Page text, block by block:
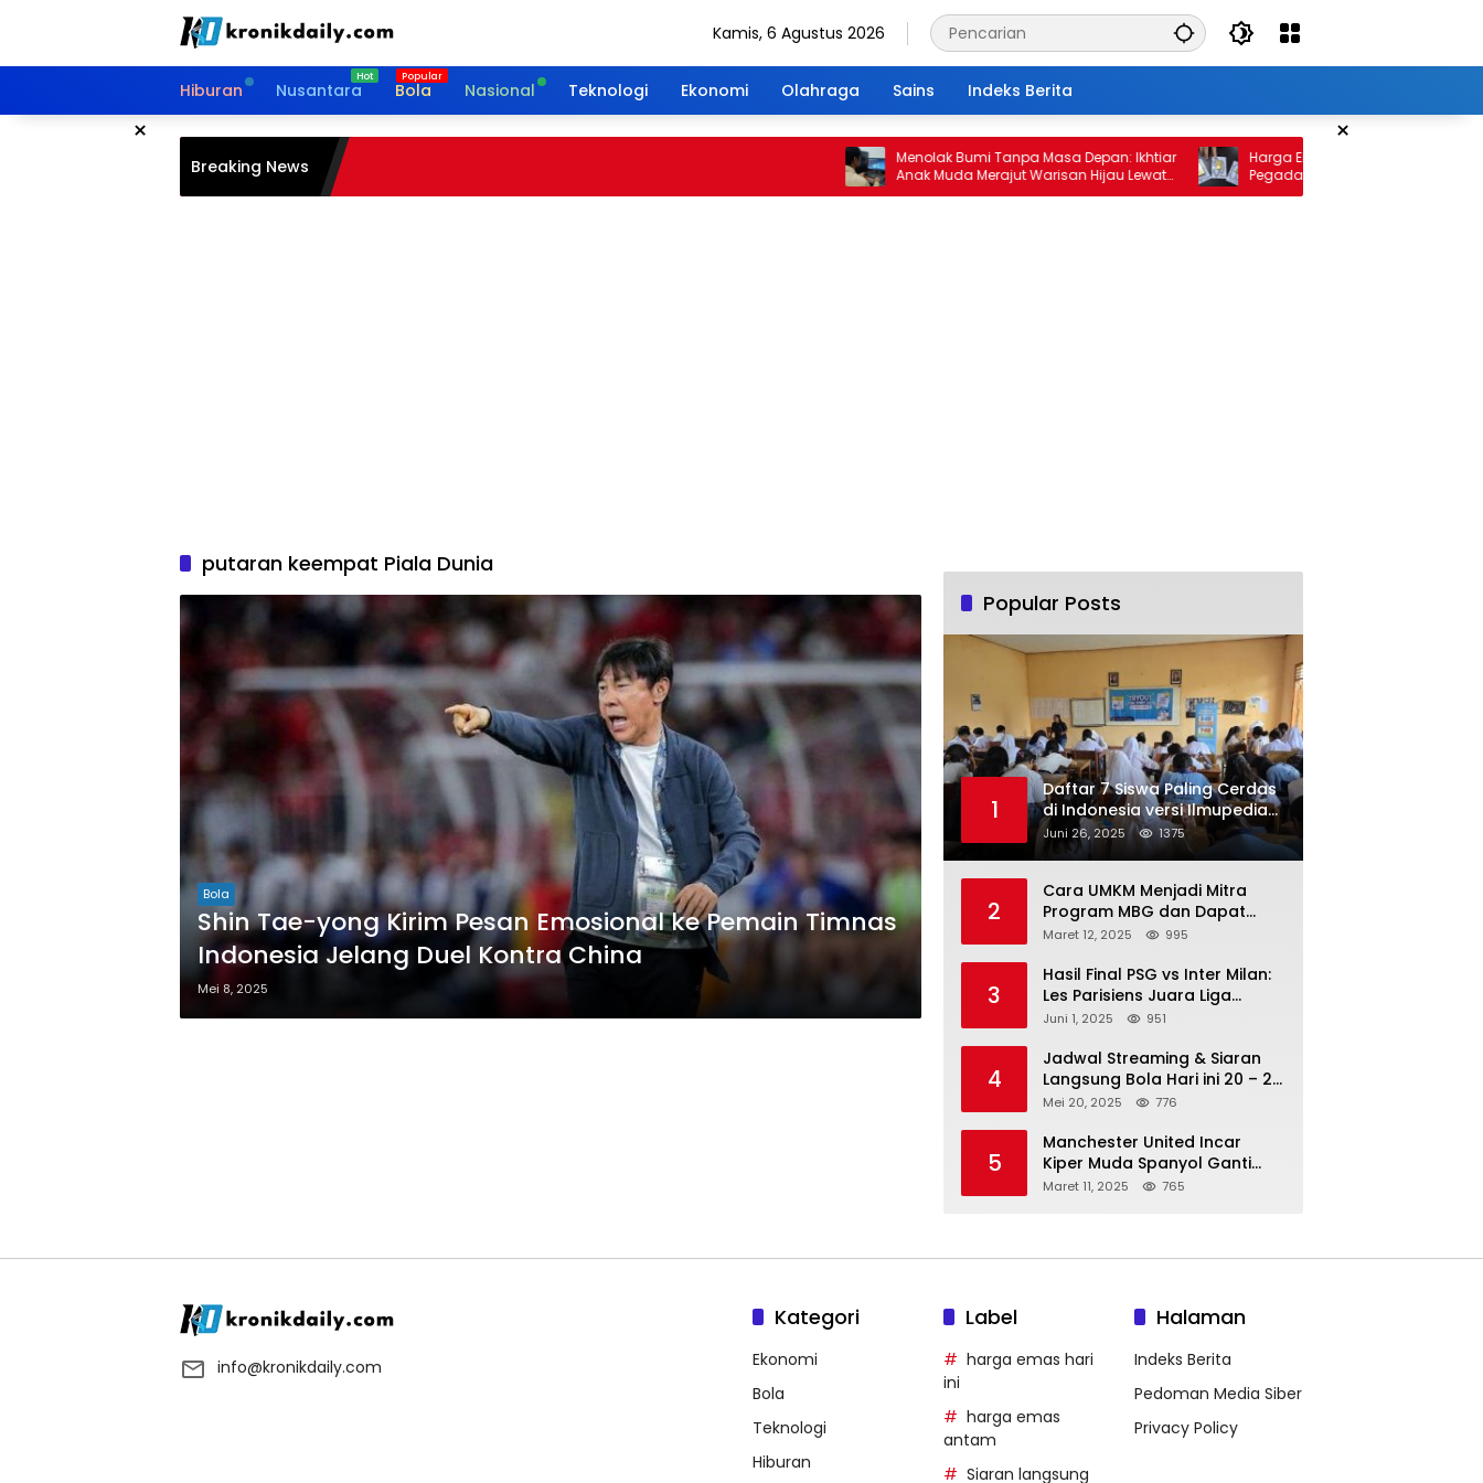
Kamis, 6 Agustus 2026
Hiburan Nusantara Bola Nasional Teknologi Ekonomi Olahraga Sains Indeks Berita
× ×
Breaking News
Menolak Bumi Tanpa Masa Depan: Ikhtiar
Anak Muda Merajut Warisan Hijau Lewat
Portal Waktu
Harga Emas 10 Februari 2026: Antam dan
Pegadaian Kembali Melonjak
putaran keempat Piala Dunia
Bola
Shin Tae-yong Kirim Pesan Emosional ke Pemain Timnas
Indonesia Jelang Duel Kontra China
Mei 8, 2025
Popular Posts
1
Daftar 7 Siswa Paling Cerdas
di Indonesia versi Ilmupedia
Tryout UTBK 2025
Juni 26, 2025 1375
2
Cara UMKM Menjadi Mitra
Program MBG dan Dapat
Modal Hingga Rp500 Juta
Maret 12, 2025 995
3
Hasil Final PSG vs Inter Milan:
Les Parisiens Juara Liga
Champions 2025 usai Bantai il
Juni 1, 2025 951
4
Jadwal Streaming & Siaran
Langsung Bola Hari ini 20 – 21
Mei 2025: Manchester City vs
Mei 20, 2025 776
5
Manchester United Incar
Kiper Muda Spanyol Ganti
Andre Onana
Maret 11, 2025 765
info@kronikdaily.com
Kategori
Ekonomi
Bola
Teknologi
Hiburan
Label
harga emas hari
ini
harga emas
antam
Siaran langsung
Halaman
Indeks Berita
Pedoman Media Siber
Privacy Policy